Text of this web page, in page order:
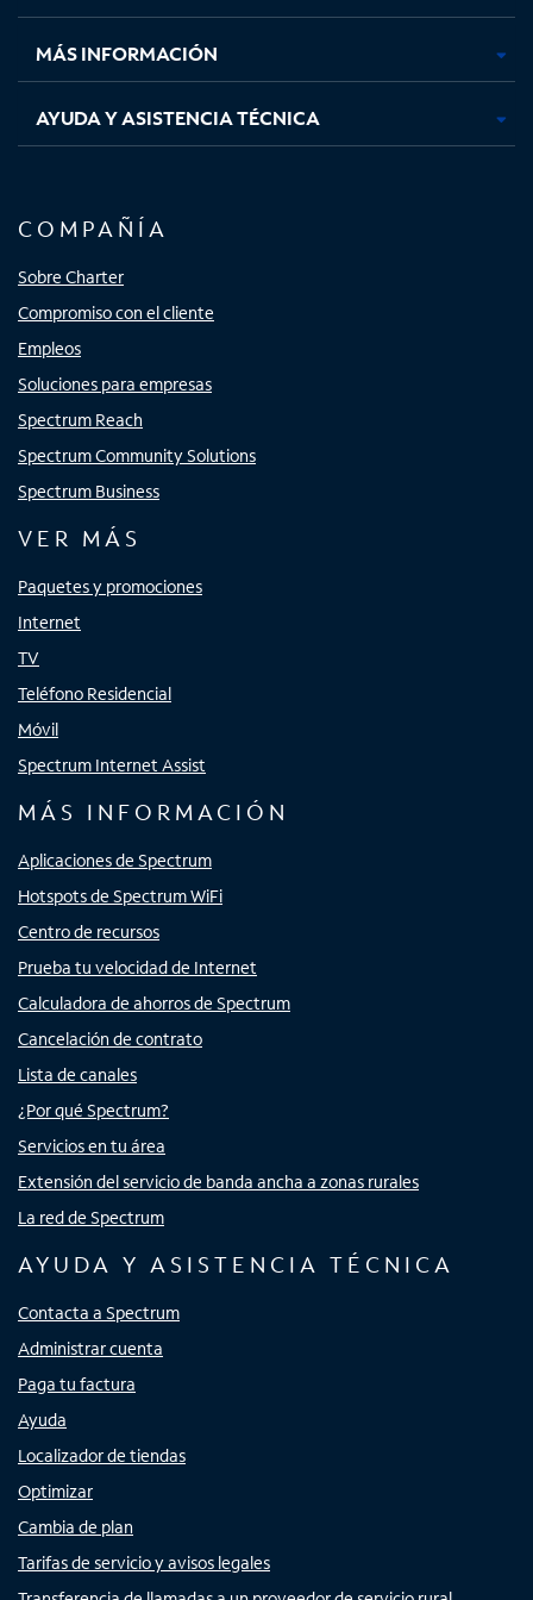
nuevanuevanuevanueva
MÁS INFORMACIÓN
AYUDA Y ASISTENCIA TÉCNICA
COMPAÑÍA
Sobre Charter
Compromiso con el cliente
Empleos
Soluciones para empresas
Spectrum Reach
Spectrum Community Solutions
Spectrum Business
VER MÁS
Paquetes y promociones
Internet
TV
Teléfono Residencial
Móvil
Spectrum Internet Assist
MÁS INFORMACIÓN
Aplicaciones de Spectrum
Hotspots de Spectrum WiFi
Centro de recursos
Prueba tu velocidad de Internet
Calculadora de ahorros de Spectrum
Cancelación de contrato
Lista de canales
¿Por qué Spectrum?
Servicios en tu área
Extensión del servicio de banda ancha a zonas rurales
La red de Spectrum
AYUDA Y ASISTENCIA TÉCNICA
Contacta a Spectrum
Administrar cuenta
Paga tu factura
Ayuda
Localizador de tiendas
Optimizar
Cambia de plan
Tarifas de servicio y avisos legales